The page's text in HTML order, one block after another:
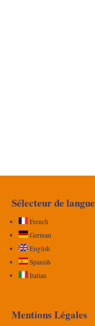
Sélecteur de langue
French
German
English
Spanish
Italian
Mentions Légales